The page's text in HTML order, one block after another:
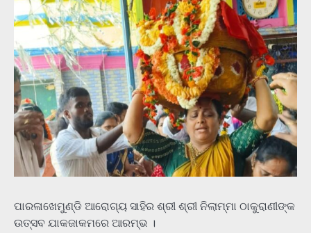
ପାରଳାଖେମୁଣ୍ଡି ଆରୋଗ୍ୟ ସାହିର ଶ୍ରୀ ଶ୍ରୀ ନିଲାମ୍ମା ଠାକୁରାଣୀଙ୍କ
ଉତ୍ସବ ଯାକଜାକମରେ ଆରମ୍ଭ ।